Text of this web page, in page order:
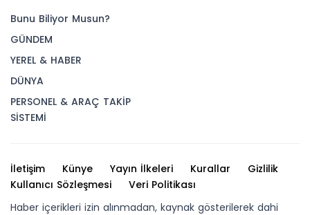
Bunu Biliyor Musun?
GÜNDEM
YEREL & HABER
DÜNYA
PERSONEL & ARAÇ TAKİP
SİSTEMİ
İletişim Künye Yayın İlkeleri Kurallar
Gizlilik
Kullanıcı Sözleşmesi
Veri Politikası
Haber içerikleri izin alınmadan, kaynak gösterilerek dahi